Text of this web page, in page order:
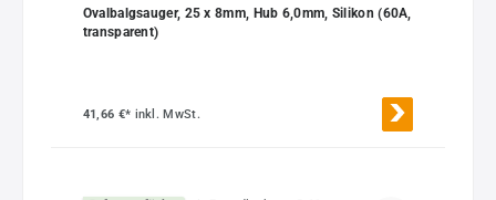
Ovalbalgsauger, 25 x 8mm, Hub 6,0mm, Silikon (60A,
transparent)
41,66 €* inkl. MwSt.